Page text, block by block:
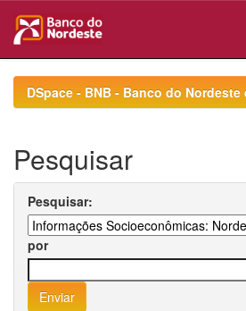
navigationDSpace - BNB - Banco do Nordeste
Pesquisar
Pesquisar:
por